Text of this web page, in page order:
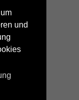
und